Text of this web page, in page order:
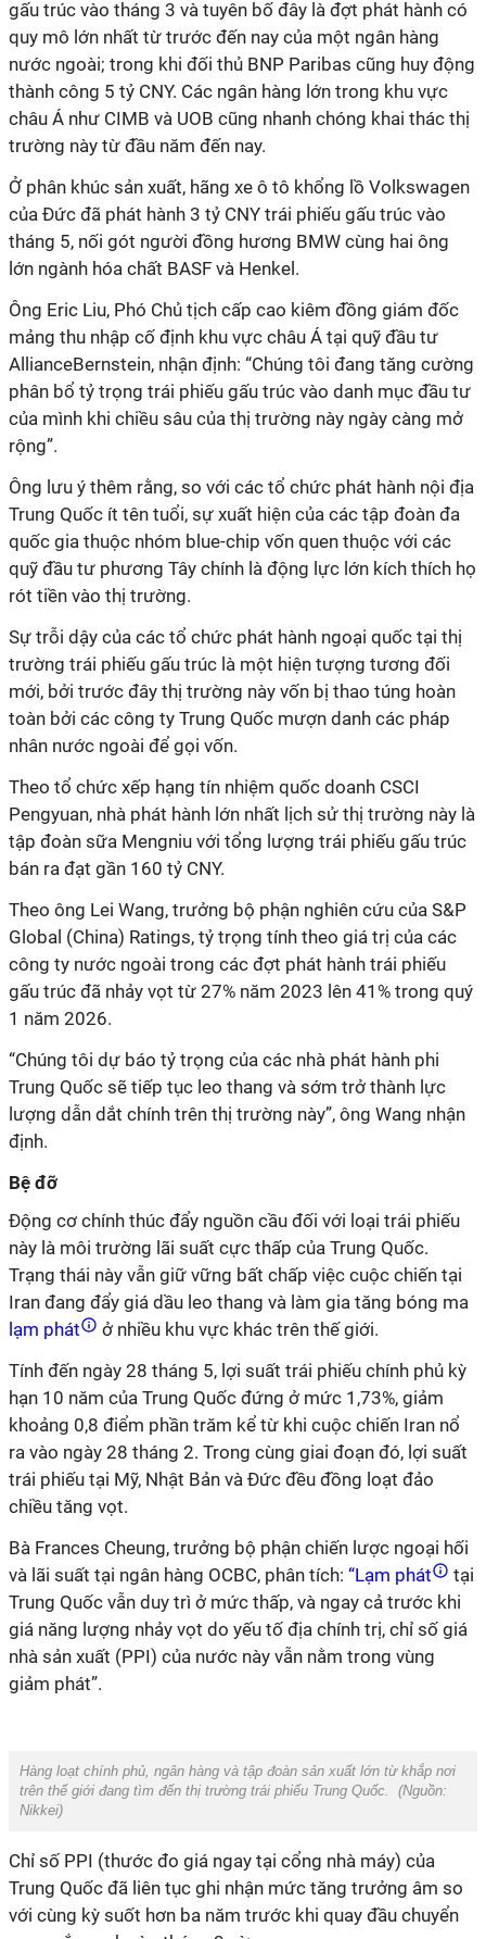
gấu trúc vào tháng 3 và tuyên bố đây là đợt phát hành có
quy mô lớn nhất từ trước đến nay của một ngân hàng
nước ngoài; trong khi đối thủ BNP Paribas cũng huy động
thành công 5 tỷ CNY. Các ngân hàng lớn trong khu vực
châu Á như CIMB và UOB cũng nhanh chóng khai thác thị
trường này từ đầu năm đến nay.
Ở phân khúc sản xuất, hãng xe ô tô khổng lồ Volkswagen
của Đức đã phát hành 3 tỷ CNY trái phiếu gấu trúc vào
tháng 5, nối gót người đồng hương BMW cùng hai ông
lớn ngành hóa chất BASF và Henkel.
Ông Eric Liu, Phó Chủ tịch cấp cao kiêm đồng giám đốc
mảng thu nhập cố định khu vực châu Á tại quỹ đầu tư
AllianceBernstein, nhận định: “Chúng tôi đang tăng cường
phân bổ tỷ trọng trái phiếu gấu trúc vào danh mục đầu tư
của mình khi chiều sâu của thị trường này ngày càng mở
rộng”.
Ông lưu ý thêm rằng, so với các tổ chức phát hành nội địa
Trung Quốc ít tên tuổi, sự xuất hiện của các tập đoàn đa
quốc gia thuộc nhóm blue-chip vốn quen thuộc với các
quỹ đầu tư phương Tây chính là động lực lớn kích thích họ
rót tiền vào thị trường.
Sự trỗi dậy của các tổ chức phát hành ngoại quốc tại thị
trường trái phiếu gấu trúc là một hiện tượng tương đối
mới, bởi trước đây thị trường này vốn bị thao túng hoàn
toàn bởi các công ty Trung Quốc mượn danh các pháp
nhân nước ngoài để gọi vốn.
Theo tổ chức xếp hạng tín nhiệm quốc doanh CSCI
Pengyuan, nhà phát hành lớn nhất lịch sử thị trường này là
tập đoàn sữa Mengniu với tổng lượng trái phiếu gấu trúc
bán ra đạt gần 160 tỷ CNY.
Theo ông Lei Wang, trưởng bộ phận nghiên cứu của S&P
Global (China) Ratings, tỷ trọng tính theo giá trị của các
công ty nước ngoài trong các đợt phát hành trái phiếu
gấu trúc đã nhảy vọt từ 27% năm 2023 lên 41% trong quý
1 năm 2026.
“Chúng tôi dự báo tỷ trọng của các nhà phát hành phi
Trung Quốc sẽ tiếp tục leo thang và sớm trở thành lực
lượng dẫn dắt chính trên thị trường này”, ông Wang nhận
định.
Bệ đỡ
Động cơ chính thúc đẩy nguồn cầu đối với loại trái phiếu
này là môi trường lãi suất cực thấp của Trung Quốc.
Trạng thái này vẫn giữ vững bất chấp việc cuộc chiến tại
Iran đang đẩy giá dầu leo thang và làm gia tăng bóng ma
lạm phát
ở nhiều khu vực khác trên thế giới.
Tính đến ngày 28 tháng 5, lợi suất trái phiếu chính phủ kỳ
hạn 10 năm của Trung Quốc đứng ở mức 1,73%, giảm
khoảng 0,8 điểm phần trăm kể từ khi cuộc chiến Iran nổ
ra vào ngày 28 tháng 2. Trong cùng giai đoạn đó, lợi suất
trái phiếu tại Mỹ, Nhật Bản và Đức đều đồng loạt đảo
chiều tăng vọt.
Bà Frances Cheung, trưởng bộ phận chiến lược ngoại hối
và lãi suất tại ngân hàng OCBC, phân tích: “Lạm phát
tại
Trung Quốc vẫn duy trì ở mức thấp, và ngay cả trước khi
giá năng lượng nhảy vọt do yếu tố địa chính trị, chỉ số giá
nhà sản xuất (PPI) của nước này vẫn nằm trong vùng
giảm phát”.
Hàng loạt chính phủ, ngân hàng và tập đoàn sản xuất lớn từ khắp nơi
trên thế giới đang tìm đến thị trường trái phiếu Trung Quốc. (Nguồn:
Nikkei)
Chỉ số PPI (thước đo giá ngay tại cổng nhà máy) của
Trung Quốc đã liên tục ghi nhận mức tăng trưởng âm so
với cùng kỳ suốt hơn ba năm trước khi quay đầu chuyển